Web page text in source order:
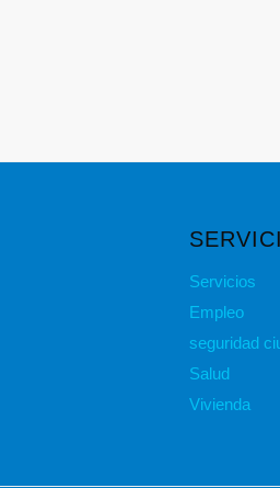
Servicios
Empleo
seguridad
Salud
Vivienda